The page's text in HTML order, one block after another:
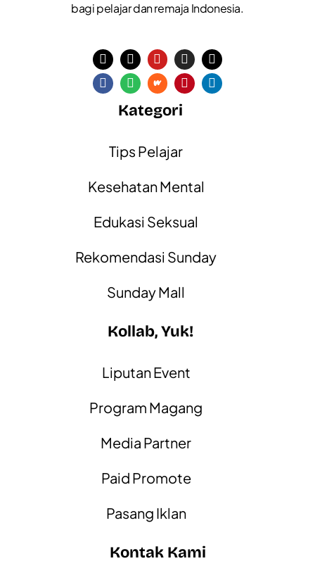
bagi pelajar dan remaja Indonesia.
Kategori
Tips Pelajar
Kesehatan Mental
Edukasi Seksual
Rekomendasi Sunday
Sunday Mall
Kollab, Yuk!
Liputan Event
Program Magang
Media Partner
Paid Promote
Pasang Iklan
Kontak Kami